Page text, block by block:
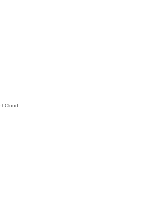
Cloud.